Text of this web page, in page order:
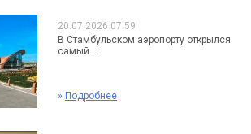
20.07.2026 07:59
В Стамбульском аэропорту открылся
самый...
» Подробнее